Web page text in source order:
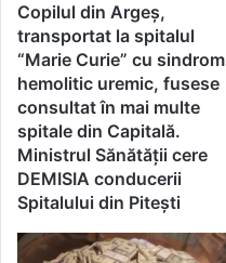
Copilul din Argeș,
transportat la spitalul
“Marie Curie” cu sindrom
hemolitic uremic, fusese
consultat în mai multe
spitale din Capitală.
Ministrul Sănătății cere
DEMISIA conducerii
Spitalului din Pitești